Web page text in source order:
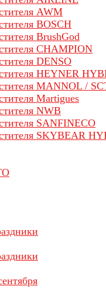
AWM
BOSCH
BrushGod
CHAMPION
DENSO
HEYNER
MANNOL /
Martigues
NWB
SANFINECO
SKYBEAR